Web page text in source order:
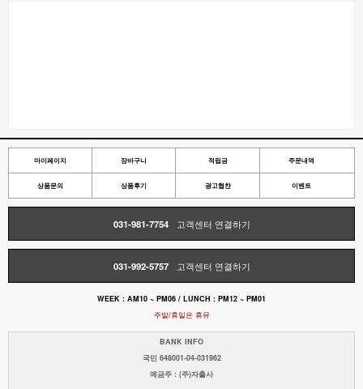
마이페이지 장바구니 적립금 주문내역
상품문의 상품후기 광고협찬 이벤트
031-981-7754 고객센터 연결하기
031-992-5757 고객센터 연결하기
WEEK : AM10 ~ PM06 / LUNCH : PM12 ~ PM01
주말/휴일은 휴뮤
BANK INFO
국민 648001-04-031962
예금주 : (주)자출사